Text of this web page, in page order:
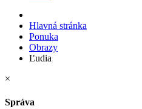
Hlavná stránka
Ponuka
Obrazy
Ľudia
×
Správa